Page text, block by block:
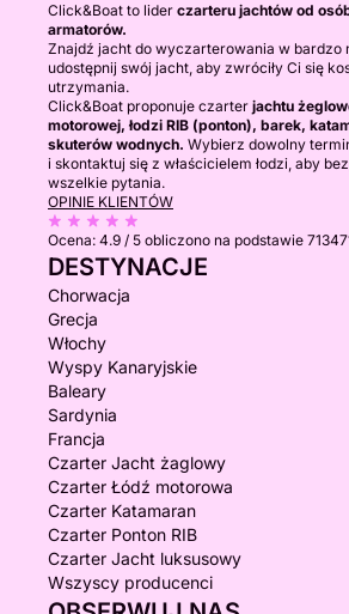
Click&Boat to lider czarteru jachtów od
armatorów.
Znajdź jacht do wyczarterowania w bardzo
udostępnij swój jacht, aby zwróciły Ci się
utrzymania.
Click&Boat proponuje czarter jachtu
motorowej, łodzi RIB (ponton), barek,
skuterów wodnych. Wybierz dowolny
i skontaktuj się z właścicielem łodzi, aby
wszelkie pytania.
OPINIE KLIENTÓW
Ocena: 4.9 / 5 obliczono na podstawie
DESTYNACJE
Chorwacja
Grecja
Włochy
Wyspy Kanaryjskie
Baleary
Sardynia
Francja
Czarter Jacht żaglowy
Czarter Łódź motorowa
Czarter Katamaran
Czarter Ponton RIB
Czarter Jacht luksusowy
Wszyscy producenci